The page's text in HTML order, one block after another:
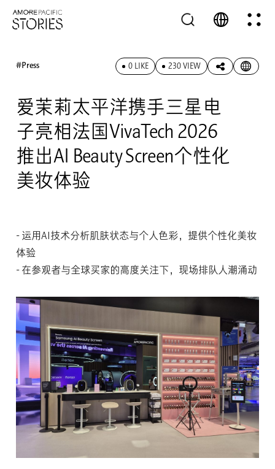
#Press 0 LIKE 230 VIEW
爱茉莉太平洋携手三星电
子亮相法国VivaTech 2026
推出AI Beauty Screen个性化
美妆体验
- 运用AI技术分析肌肤状态与个人色彩，提供个性化美妆
体验
- 在参观者与全球买家的高度关注下，现场排队人潮涌动